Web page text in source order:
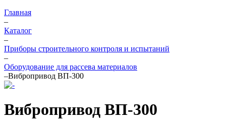
Главная
–
Каталог
–
Приборы строительного контроля и испытаний
–
Оборудование для рассева материалов
–Вибропривод ВП-300
Вибропривод ВП-300